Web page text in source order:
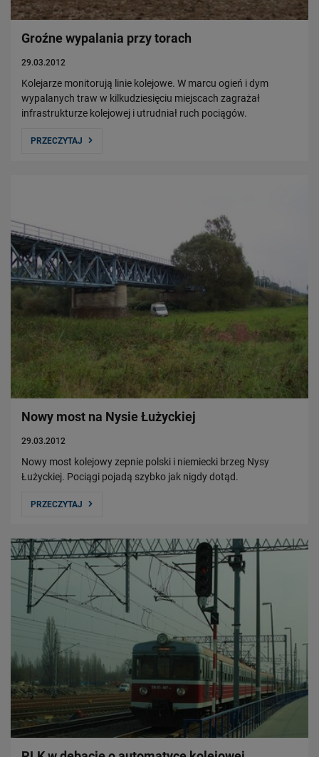
Groźne wypalania przy torach
29.03.2012
Kolejarze monitorują linie kolejowe. W marcu ogień i dym
wypalanych traw w kilkudziesięciu miejscach zagrażał
infrastrukturze kolejowej i utrudniał ruch pociągów.
PRZECZYTAJ
Nowy most na Nysie Łużyckiej
29.03.2012
Nowy most kolejowy zepnie polski i niemiecki brzeg Nysy
Łużyckiej. Pociągi pojadą szybko jak nigdy dotąd.
PRZECZYTAJ